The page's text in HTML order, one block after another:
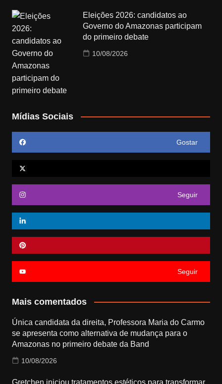
Eleições 2026: candidatos ao
Governo do Amazonas participam
do primeiro debate
10/08/2026
Mídias Sociais
Gostar
Seguir
Seguir
Mais comentados
Única candidata da direita, Professora Maria do Carmo
se apresenta como alternativa de mudança para o
Amazonas no primeiro debate da Band
10/08/2026
Gretchen iniciou tratamentos estéticos para transformar